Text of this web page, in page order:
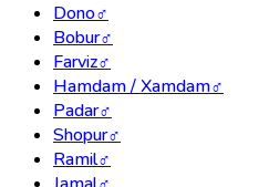
Dono♂
Bobur♂
Farviz♂
Hamdam / Xamdam♂
Padar♂
Shopur♂
Ramil♂